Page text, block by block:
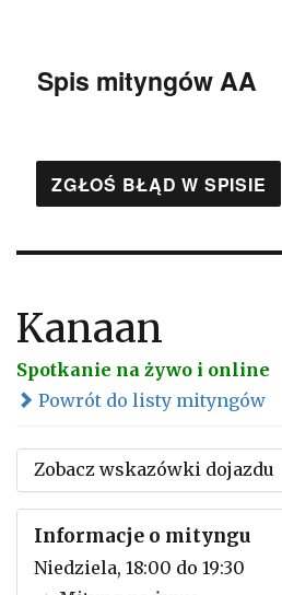
Spis mityngów AA
ZGŁOŚ BŁĄD W SPISIE
Kanaan
Spotkanie na żywo i online
Powrót do listy mityngów
Zobacz wskazówki dojazdu
Informacje o mityngu
Niedziela, 18:00 do 19:30